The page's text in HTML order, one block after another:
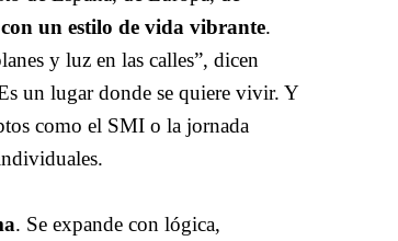
un estilo de vida vibrante.
y luz en las calles”, dicen
un lugar donde se quiere vivir. Y
como el SMI o la jornada
. Se expande con lógica,